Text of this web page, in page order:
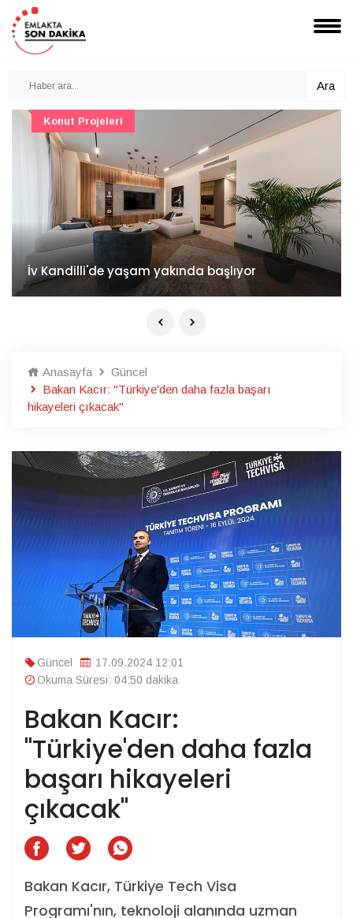
Ara
İv Kandilli'de yaşam yakında başlıyor
Konut Projeleri
Anasayfa
Güncel
Bakan Kacır: "Türkiye'den daha fazla başarı
hikayeleri çıkacak"
Güncel
17.09.2024 12:01
Okuma Süresi: 04:50 dakika
Bakan Kacır:
"Türkiye'den daha fazla
başarı hikayeleri
çıkacak"
Bakan Kacır, Türkiye Tech Visa
Programı'nın, teknoloji alanında uzman